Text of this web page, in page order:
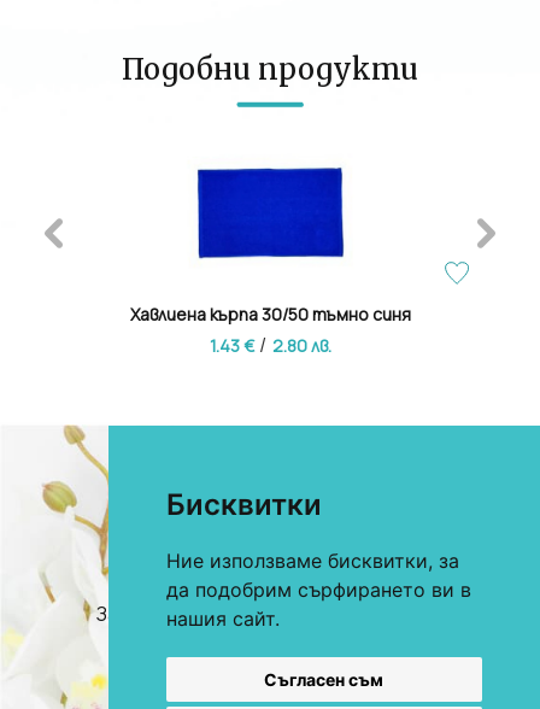
Бисквитки
Ние използваме бисквитки, за
да подобрим сърфирането ви в
нашия сайт.
Съгласен съм
Подобни продукти
Хавлиена кърпа 30/50 тъмно синя
1.43 € / 2.80 лв.
За онлайн поръчки 0893 622 184
За търговци и хотели
Магазини